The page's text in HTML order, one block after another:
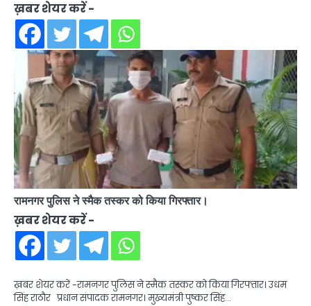
ख़बर शेयर करें -
रामनगर पुलिस ने स्मैक तस्कर को किया गिरफ्तार।
ख़बर शेयर करें -
ख़बर शेयर करें -रामनगर पुलिस ने स्मैक तस्कर को किया गिरफ्तार। उधम
सिंह राठौर प्रधान संपादक रामनगर। मुख्यमंत्री पुष्कर सिंह…